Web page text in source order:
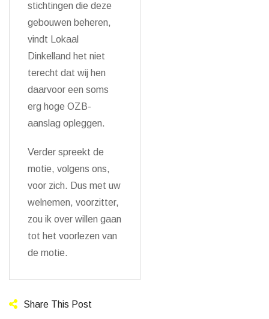
stichtingen die deze
gebouwen beheren,
vindt Lokaal
Dinkelland het niet
terecht dat wij hen
daarvoor een soms
erg hoge OZB-
aanslag opleggen.
Verder spreekt de
motie, volgens ons,
voor zich. Dus met uw
welnemen, voorzitter,
zou ik over willen gaan
tot het voorlezen van
de motie.
Share This Post